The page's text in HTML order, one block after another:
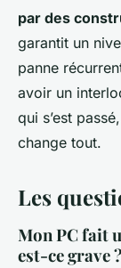
par des
garantit un
panne
avoir un
qui s’est
change tout.
Les
Mon PC fait
est-ce grave ?